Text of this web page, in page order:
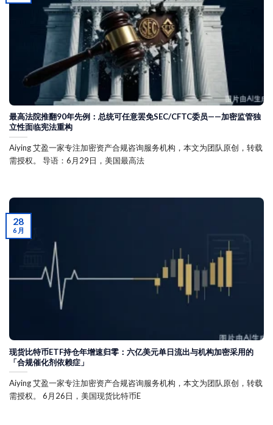
最高法院推翻90年先例：总统可任意罢免SEC/CFTC委员——加密监管独
立性面临宪法重构
Aiying 艾盈一家专注加密资产合规咨询服务机构，本文为团队原创，转载
需授权。 导语：6月29日，美国最高法
现货比特币ETF持仓年增速归零：六亿美元单日流出与机构加密采用的
「合规催化剂依赖症」
Aiying 艾盈一家专注加密资产合规咨询服务机构，本文为团队原创，转载
需授权。 6月26日，美国现货比特币E
28
6 月